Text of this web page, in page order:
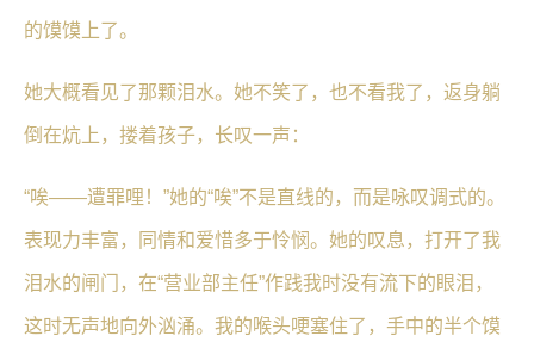
的馍馍上了。
她大概看见了那颗泪水。她不笑了，也不看我了，返身躺
倒在炕上，搂着孩子，长叹一声：
“唉——遭罪哩！”她的“唉”不是直线的，而是咏叹调式的。
表现力丰富，同情和爱惜多于怜悯。她的叹息，打开了我
泪水的闸门，在“营业部主任”作践我时没有流下的眼泪，
这时无声地向外汹涌。我的喉头哽塞住了，手中的半个馍